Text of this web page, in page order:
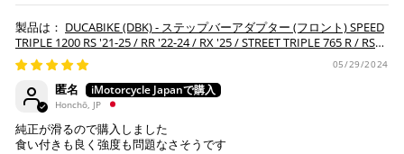
※ 振込手数料はご負担ください。
DUCABIKE (DBK) - ステップバーアダプター (フロント) SPEED
TRIPLE 1200 RS '21-25 / RR '22-24 / RX '25 / STREET TRIPLE 765 R / RS
'17-24 / S '17-23 / MOTO2 EDITION '23-24
05/29/2024
匿名
Honchō, JP
純正が滑るので購入しました
食い付きも良く強度も問題なさそうです